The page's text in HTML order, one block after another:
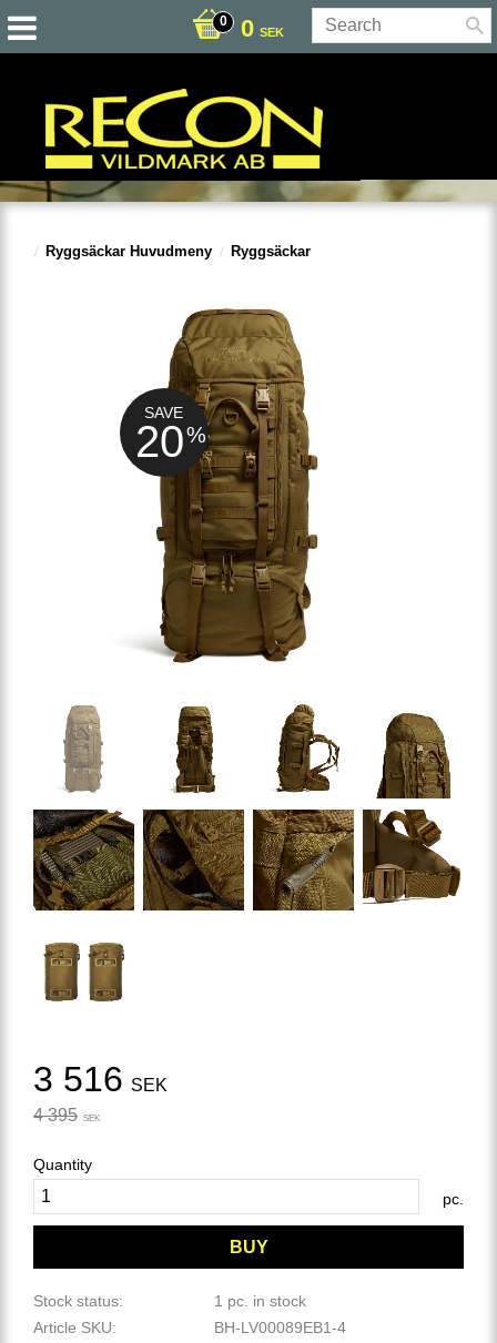
0 SEK
Ryggsäckar Huvudmeny Ryggsäckar
SAVE
20%
Reduced price:
3 516 SEK
Original price:
4 395 SEK
Quantity
pc.
BUY
Stock status
1 pc. in stock
Article SKU
BH-LV00089EB1-4